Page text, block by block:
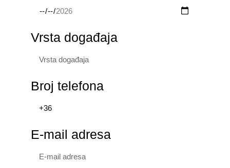
Vrsta događaja
Broj telefona
E-mail adresa